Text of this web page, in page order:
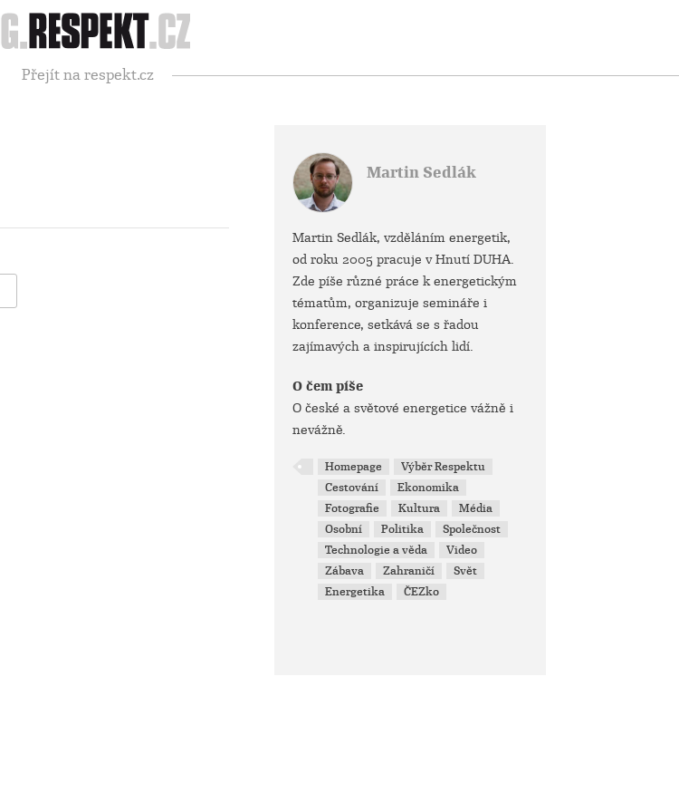
Respekt
Přejít na respekt.cz
Martin Sedlák
Martin Sedlák, vzděláním energetik,
od roku 2005 pracuje v Hnutí DUHA.
Zde píše různé práce k energetickým
tématům, organizuje semináře i
konference, setkává se s řadou
zajímavých a inspirujících lidí.
O čem píše
O české a světové energetice vážně i
nevážně.
Homepage
Výběr Respektu
Cestování
Ekonomika
Fotografie
Kultura
Média
Osobní
Politika
Společnost
Technologie a věda
Video
Zábava
Zahraničí
Svět
Energetika
ČEZko